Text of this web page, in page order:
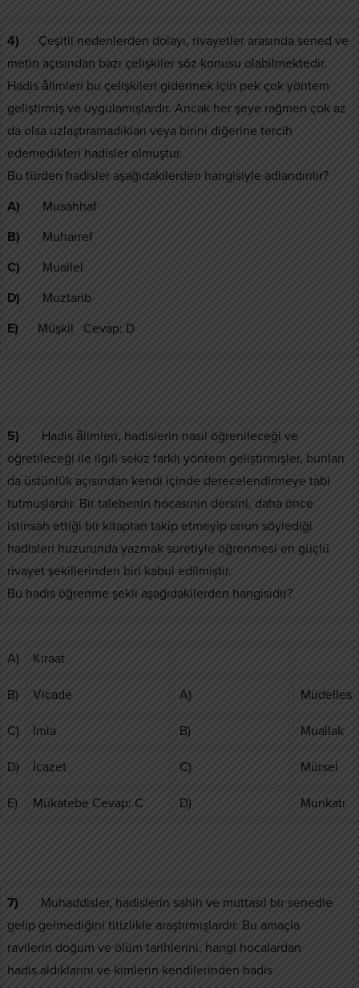
4) Çeşitli nedenlerden dolayı, rivayetler arasında sened ve
metin açısından bazı çelişkiler söz konusu olabilmektedir.
Hadis âlimleri bu çelişkileri gidermek için pek çok yöntem
geliştirmiş ve uygulamışlardır. Ancak her şeye rağmen çok az
da olsa uzlaştıramadıkları veya birini diğerine tercih
edemedikleri hadisler olmuştur.
Bu türden hadisler aşağıdakilerden hangisiyle adlandırılır?
A)
Musahhaf
B)
Muharref
C)
Muallel
D)
Muztarib
E)
Müşkil Cevap: D
5) Hadis âlimleri, hadislerin nasıl öğrenileceği ve
öğretileceği ile ilgili sekiz farklı yöntem geliştirmişler, bunları
da üstünlük açısından kendi içinde derecelendirmeye tabi
tutmuşlardır. Bir talebenin hocasının dersini, daha önce
istinsah ettiği bir kitaptan takip etmeyip onun söylediği
hadisleri huzurunda yazmak suretiyle öğrenmesi en güçlü
rivayet şekillerinden biri kabul edilmiştir.
Bu hadis öğrenme şekli aşağıdakilerden hangisidir?
A) Kıraat
B) Vicade A) Müdelles
C) İmla B) Muallak
D) İcazet C) Mürsel
E) Mükatebe Cevap: C D) Munkatı
7) Muhaddisler, hadislerin sahih ve muttasıl bir senedle
gelip gelmediğini titizlikle araştırmışlardır. Bu amaçla
ravilerin doğum ve ölüm tarihlerini, hangi hocalardan
hadis aldıklarını ve kimlerin kendilerinden hadis